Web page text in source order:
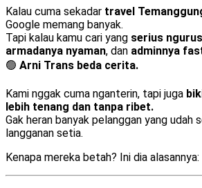
Kalau cuma sekadar travel
Google memang banyak.
Tapi kalau kamu cari yang serius
armadanya nyaman, dan adminnya
🟢 Arni Trans beda cerita.
Kami nggak cuma nganterin, tapi juga
lebih tenang dan tanpa ribet.
Gak heran banyak pelanggan yang udah
langganan setia.
Kenapa mereka betah? Ini dia alasannya: